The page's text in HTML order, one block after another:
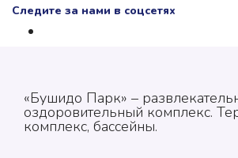
Следите за нами в соцсетях
«Бушидо Парк» –
оздоровительный комплекс.
комплекс, бассейны.